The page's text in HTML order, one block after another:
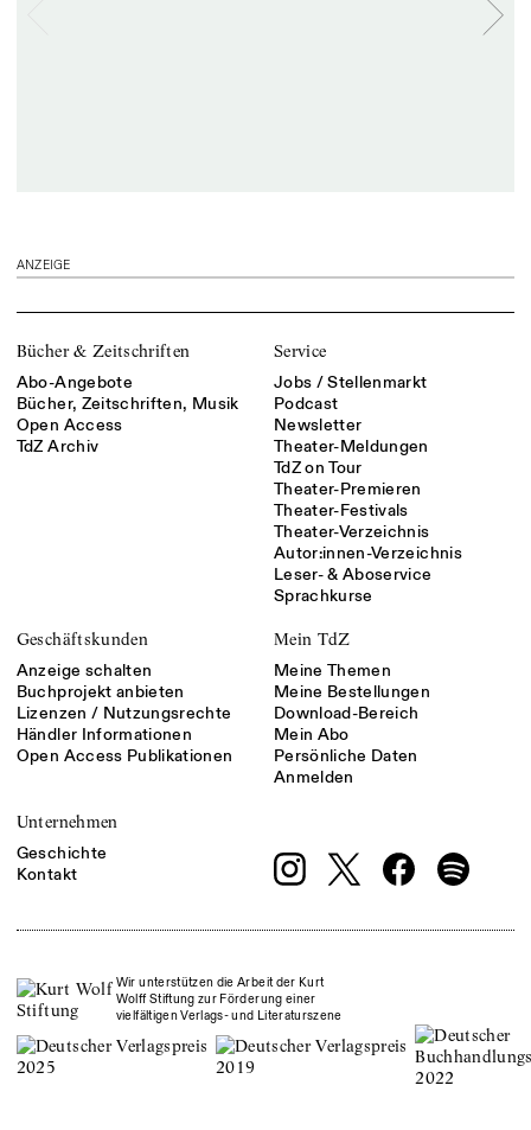
ANZEIGE
Bücher & Zeitschriften
Abo-Angebote
Bücher, Zeitschriften, Musik
Open Access
TdZ Archiv
Service
Jobs / Stellenmarkt
Podcast
Newsletter
Theater-Meldungen
TdZ on Tour
Theater-Premieren
Theater-Festivals
Theater-Verzeichnis
Autor:innen-Verzeichnis
Leser- & Aboservice
Sprachkurse
Geschäftskunden
Anzeige schalten
Buchprojekt anbieten
Lizenzen / Nutzungsrechte
Händler Informationen
Open Access Publikationen
Mein TdZ
Meine Themen
Meine Bestellungen
Download-Bereich
Mein Abo
Persönliche Daten
Anmelden
Unternehmen
Geschichte
Kontakt
Wir unterstützen die Arbeit der Kurt
Wolff Stiftung zur Förderung einer
vielfältigen Verlags- und Literaturszene